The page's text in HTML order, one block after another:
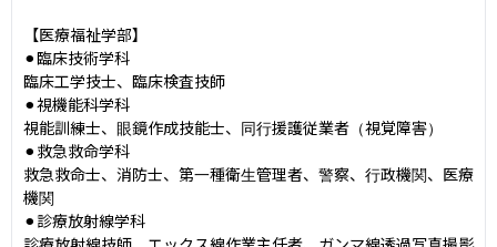
【医療福祉学部】
⚫︎臨床技術学科
臨床工学技士、臨床検査技師
⚫︎視機能科学科
視能訓練士、眼鏡作成技能士、同行援護従業者（視覚障害）
⚫︎救急救命学科
救急救命士、消防士、第一種衛生管理者、警察、行政機関、医療
機関
⚫︎診療放射線学科